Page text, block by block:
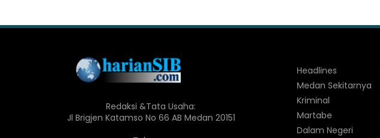
Redaksi &Tata Usaha:
Jl Brigjen Katamso No 66 AB Medan 20151
Headlines
Medan Sekitarnya
Kriminal
Martabe
Dalam Negeri